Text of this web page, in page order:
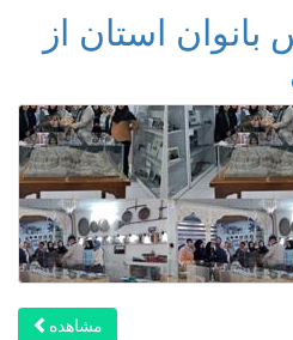
بانوان استان از
مشاهده